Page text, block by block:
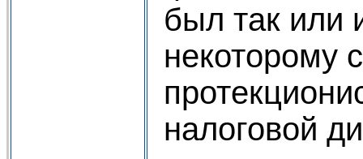
был так или
некоторому
налоговой